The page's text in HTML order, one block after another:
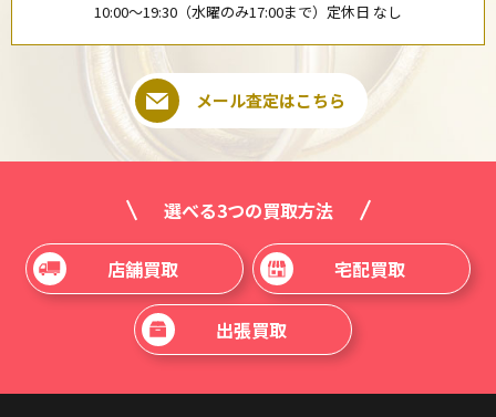
10:00〜19:30（水曜のみ17:00まで）定休日 なし
メール査定はこちら
選べる3つの買取方法
店舗買取 宅配買取
出張買取